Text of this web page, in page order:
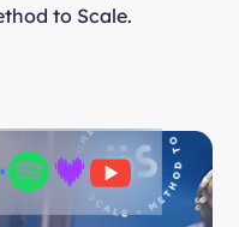
to Scale.